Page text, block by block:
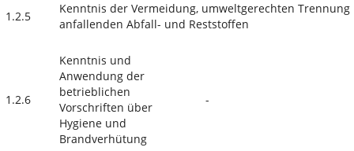
1.2.5
Kenntnis der Vermeidung, umweltgerechten
anfallenden Abfall- und Reststoffen
1.2.6
Kenntnis und
Anwendung der
betrieblichen
Vorschriften über
Hygiene und
Brandverhütung
-